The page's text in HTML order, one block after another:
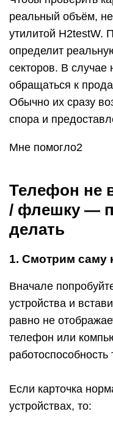
реальный объём,
утилитой H2testW.
определит
секторов. В случае
обращаться к
Обычно их сразу
спора и
Мне помогло2
Телефон не
/ флешку —
делать
1. Смотрим саму
Вначале
устройства и
равно не
телефон или
работоспособность
Если карточка
устройствах, то: